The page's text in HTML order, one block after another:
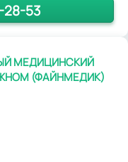
28-53
МЕДИЦИНСКИЙ
(ФАЙНМЕДИК)